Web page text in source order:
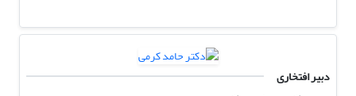
دبیر افتخاری